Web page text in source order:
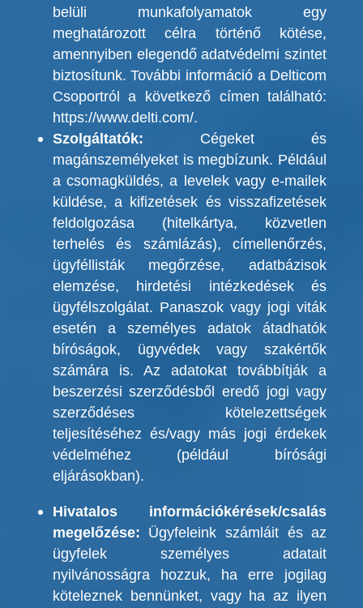
belüli munkafolyamatok egy
meghatározott célra történő kötése,
amennyiben elegendő adatvédelmi szintet
biztosítunk. További információ a Delticom
Csoportról a következő címen található:
https://www.delti.com/.
Szolgáltatók: Cégeket és
magánszemélyeket is megbízunk. Például
a csomagküldés, a levelek vagy e-mailek
küldése, a kifizetések és visszafizetések
feldolgozása (hitelkártya, közvetlen
terhelés és számlázás), címellenőrzés,
ügyféllisták megőrzése, adatbázisok
elemzése, hirdetési intézkedések és
ügyfélszolgálat. Panaszok vagy jogi viták
esetén a személyes adatok átadhatók
bíróságok, ügyvédek vagy szakértők
számára is. Az adatokat továbbítják a
beszerzési szerződésből eredő jogi vagy
szerződéses kötelezettségek
teljesítéséhez és/vagy más jogi érdekek
védelméhez (például bírósági
eljárásokban).
Hivatalos információkérések/csalás
megelőzése: Ügyfeleink számláit és az
ügyfelek személyes adatait
nyilvánosságra hozzuk, ha erre jogilag
köteleznek bennünket, vagy ha az ilyen